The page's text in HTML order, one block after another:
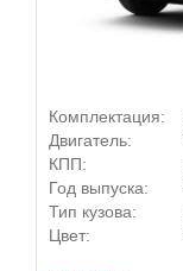
Комплектация:
Двигатель:
КПП:
Год выпуска:
Тип кузова:
Цвет: